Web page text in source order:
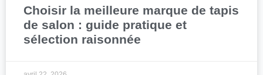
Choisir la meilleure marque de tapis
de salon : guide pratique et
sélection raisonnée